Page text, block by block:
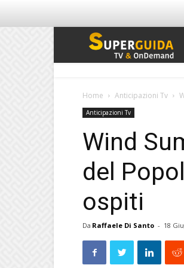
Home Anticipazioni Tv
Anticipazioni Tv
Wind
del
ospiti
Da Raffaele Di Santo - 18